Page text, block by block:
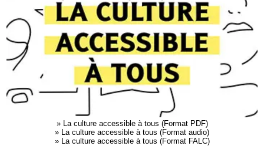
»
La culture accessible à tous (Format PDF)
»
La culture accessible à tous (Format audio)
»
La culture accessible à tous (Format FALC)